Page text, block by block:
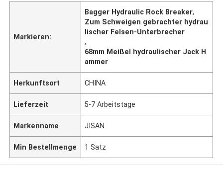
Markieren:
Bagger Hydraulic Rock Breaker,
Zum Schweigen gebrachter hydrau
lischer Felsen-Unterbrecher
,
68mm Meißel hydraulischer Jack H
ammer
Herkunftsort CHINA
Lieferzeit 5-7 Arbeitstage
Markenname JISAN
Min Bestellmenge 1 Satz